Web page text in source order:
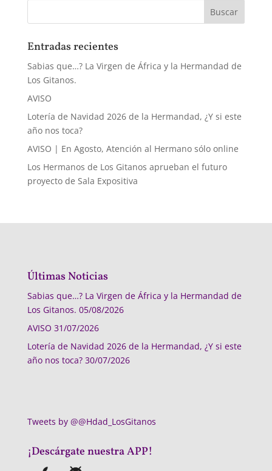
Entradas recientes
Sabias que…? La Virgen de África y la Hermandad de
Los Gitanos.
AVISO
Lotería de Navidad 2026 de la Hermandad, ¿Y si este
año nos toca?
AVISO | En Agosto, Atención al Hermano sólo online
Los Hermanos de Los Gitanos aprueban el futuro
proyecto de Sala Expositiva
Últimas Noticias
Sabias que…? La Virgen de África y la Hermandad de
Los Gitanos. 05/08/2026
AVISO 31/07/2026
Lotería de Navidad 2026 de la Hermandad, ¿Y si este
año nos toca? 30/07/2026
Tweets by @@Hdad_LosGitanos
¡Descárgate nuestra APP!